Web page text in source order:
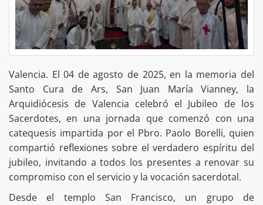
Valencia. El 04 de agosto de 2025, en la memoria del
Santo Cura de Ars, San Juan María Vianney, la
Arquidiócesis de Valencia celebró el Jubileo de los
Sacerdotes, en una jornada que comenzó con una
catequesis impartida por el Pbro. Paolo Borelli, quien
compartió reflexiones sobre el verdadero espíritu del
jubileo, invitando a todos los presentes a renovar su
compromiso con el servicio y la vocación sacerdotal.
Desde el templo San Francisco, un grupo de